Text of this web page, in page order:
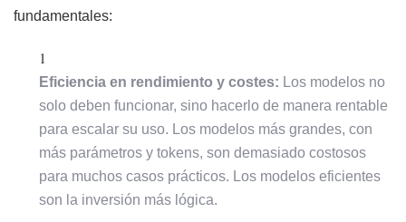
fundamentales:
Eficiencia en rendimiento y costes: Los modelos no
solo deben funcionar, sino hacerlo de manera rentable
para escalar su uso. Los modelos más grandes, con
más parámetros y tokens, son demasiado costosos
para muchos casos prácticos. Los modelos eficientes
son la inversión más lógica.